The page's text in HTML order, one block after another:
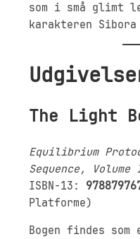
som i små glimt
karakteren Sibora
The Light
Equilibrium
Sequence, Volume
ISBN-13:
Platforme)
Bogen findes